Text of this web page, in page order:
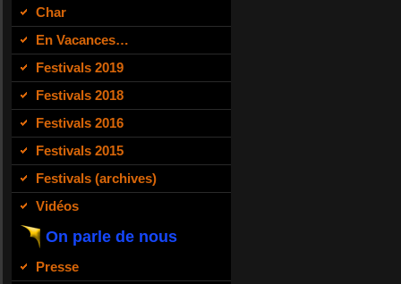
Char
En Vacances…
Festivals 2019
Festivals 2018
Festivals 2016
Festivals 2015
Festivals (archives)
Vidéos
On parle de nous
Presse